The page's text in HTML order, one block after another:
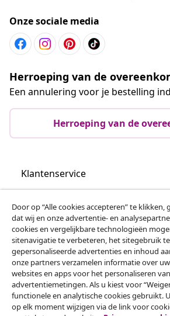
Onze sociale media
Herroeping van de
Een annulering voor je bestelling
Herroeping van de
Klantenservice
Zakelijk
vidaXL
Ontdek meer
Door op “Alle cookies accepteren” te
dat wij en onze advertentie- en
cookies en vergelijkbare technologieën
sitenavigatie te verbeteren, het sitegebruik
gepersonaliseerde advertenties en inhoud
onze partners verzamelen informatie over
websites en apps voor het personaliseren
advertentiemetingen. Als u kiest voor
functionele en analytische cookies gebruikt.
op elk moment wijzigen via de link voor